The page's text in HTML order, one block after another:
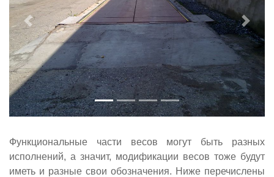
Предыдущий
Функциональные части весов могут быть разных
исполнений, а значит, модификации весов тоже будут
иметь и разные свои обозначения. Ниже перечислены